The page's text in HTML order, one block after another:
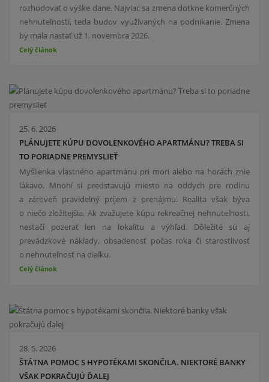
rozhodovať o výške dane. Najviac sa zmena dotkne komerčných
nehnuteľností, teda budov využívaných na podnikanie. Zmena
by mala nastať už 1. novembra 2026.
Celý článok
25. 6. 2026
PLÁNUJETE KÚPU DOVOLENKOVÉHO APARTMÁNU? TREBA SI
TO PORIADNE PREMYSLIEŤ
Myšlienka vlastného apartmánu pri mori alebo na horách znie
lákavo. Mnohí si predstavujú miesto na oddych pre rodinu
a zároveň pravidelný príjem z prenájmu. Realita však býva
o niečo zložitejšia. Ak zvažujete kúpu rekreačnej nehnuteľnosti,
nestačí pozerať len na lokalitu a výhľad. Dôležité sú aj
prevádzkové náklady, obsadenosť počas roka či starostlivosť
o nehnuteľnosť na diaľku.
Celý článok
28. 5. 2026
ŠTÁTNA POMOC S HYPOTÉKAMI SKONČILA. NIEKTORÉ BANKY
VŠAK POKRAČUJÚ ĎALEJ